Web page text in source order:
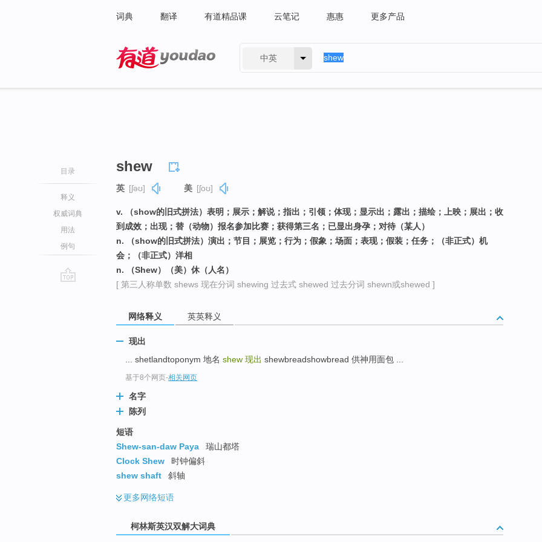
词典 翻译 有道精品课 云笔记 惠惠 更多产品
中英
目录
释义
权威词典
用法
例句
shew
英 [ʃəʊ] 美 [ʃoʊ]
v. （show的旧式拼法）表明；展示；解说；指出；引领；体现；显示出；露出；描绘；上映；展出；收
到成效；出现；替（动物）报名参加比赛；获得第三名；已显出身孕；对待（某人）
n. （show的旧式拼法）演出；节目；展览；行为；假象；场面；表现；假装；任务；（非正式）机
会；（非正式）洋相
n. （Shew）（美）休（人名）
[ 第三人称单数 shews 现在分词 shewing 过去式 shewed 过去分词 shewn或shewed ]
网络释义 英英释义
现出
... shetlandtoponym 地名 shew 现出 shewbreadshowbread 供神用面包 ...
基于8个网页-相关网页
名字
陈列
短语
Shew-san-daw Paya
瑞山都塔
Clock Shew
时钟偏斜
shew shaft
斜轴
更多网络短语
柯林斯英汉双解大词典